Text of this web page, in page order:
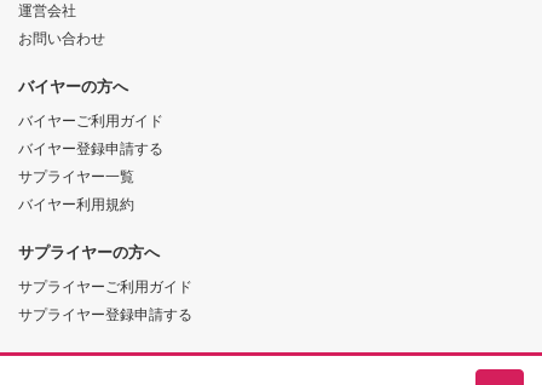
運営会社
お問い合わせ
バイヤーの方へ
バイヤーご利用ガイド
バイヤー登録申請する
サプライヤー一覧
バイヤー利用規約
サプライヤーの方へ
サプライヤーご利用ガイド
サプライヤー登録申請する